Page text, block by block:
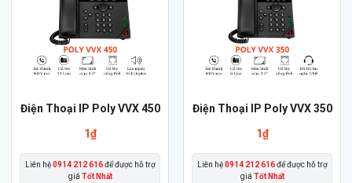
Điện Thoại IP Poly VVX 450
1₫
Liên hệ0914 212 616để được hỗ trợ
giá Tốt Nhất
Điện Thoại IP Poly VVX 350
1₫
Liên hệ0914 212 616để được hỗ trợ
giá Tốt Nhất